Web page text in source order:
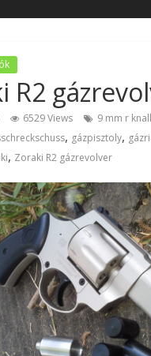
R2
6529 Views 9 mm r knall
, gázpisztoly,
, Zoraki R2 gázrevolver